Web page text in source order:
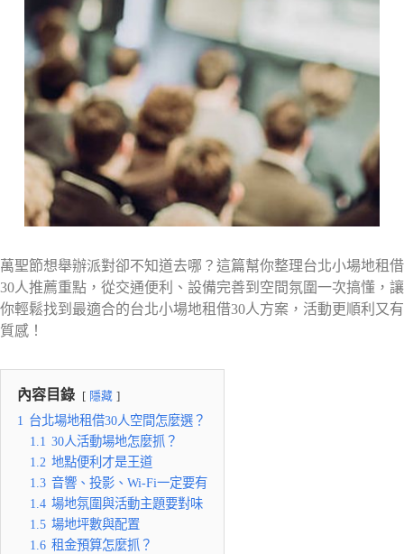
萬聖節想舉辦派對卻不知道去哪？這篇幫你整理台北小場地租借
30人推薦重點，從交通便利、設備完善到空間氛圍一次搞懂，讓
你輕鬆找到最適合的台北小場地租借30人方案，活動更順利又有
質感！
內容目錄 隱藏
1 台北場地租借30人空間怎麼選？
1.1 30人活動場地怎麼抓？
1.2 地點便利才是王道
1.3 音響、投影、Wi-Fi一定要有
1.4 場地氛圍與活動主題要對味
1.5 場地坪數與配置
1.6 租金預算怎麼抓？